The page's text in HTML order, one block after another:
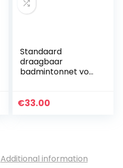
Standaard
draagbaar
badmintonnet voor
standaard
€33.00
Additional information